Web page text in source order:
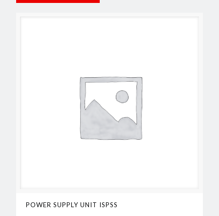
POWER SUPPLY UNIT ISPSS